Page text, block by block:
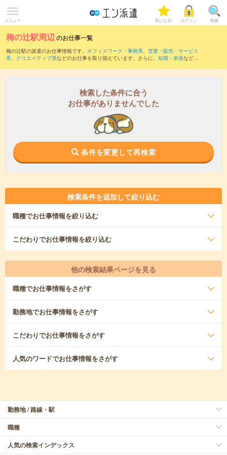
メニュー 気になる! ログイン 検索
梅の辻駅周辺のお仕事一覧
梅の辻駅の派遣のお仕事情報です。 オフィスワーク・事務系、 営業・販売・サービス
系、 クリエイティブ系などのお仕事を取り揃えています。さらに、 短期 ・ 単発などの
また、土佐長岡駅・後免駅・土佐大津駅・薊野駅・鹿児駅など近隣駅のお仕事もご確
検索した条件に合う
お仕事がありませんでした
条件を変更して再検索
検索条件を追加して絞り込む
職種でお仕事情報を絞り込む
こだわりでお仕事情報を絞り込む
他の検索結果ページを見る
職種でお仕事情報をさがす
勤務地でお仕事情報をさがす
こだわりでお仕事情報をさがす
人気のワードでお仕事情報をさがす
勤務地 / 路線・駅
職種
人気の検索インデックス